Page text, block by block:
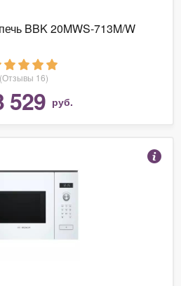
BBK 20MWS-713M/W
(Отзывы 16)
529 руб.